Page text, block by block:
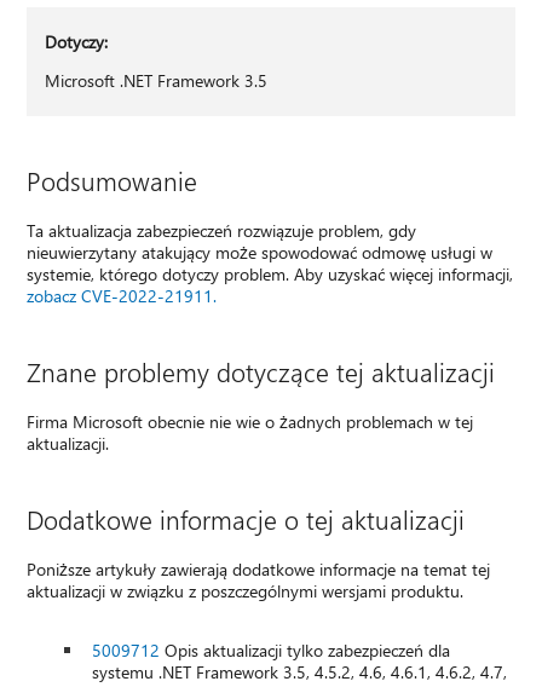
Dotyczy:
Microsoft .NET Framework 3.5
Podsumowanie
Ta aktualizacja zabezpieczeń rozwiązuje problem, gdy
nieuwierzytany atakujący może spowodować odmowę usługi w
systemie, którego dotyczy problem. Aby uzyskać więcej informacji,
zobacz CVE-2022-21911.
Znane problemy dotyczące tej aktualizacji
Firma Microsoft obecnie nie wie o żadnych problemach w tej
aktualizacji.
Dodatkowe informacje o tej aktualizacji
Poniższe artykuły zawierają dodatkowe informacje na temat tej
aktualizacji w związku z poszczególnymi wersjami produktu.
5009712 Opis aktualizacji tylko zabezpieczeń dla
systemu .NET Framework 3.5, 4.5.2, 4.6, 4.6.1, 4.6.2, 4.7,